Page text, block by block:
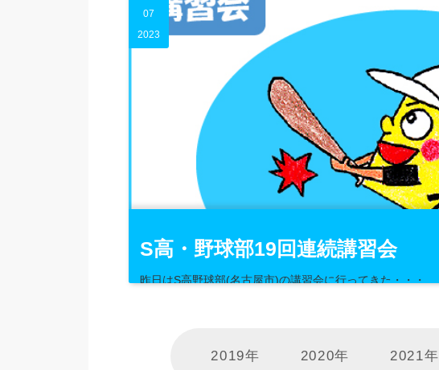
07
2023
S高・野球部19回連続講習会
昨日はS高野球部(名古屋市)の講習会に行ってきた・・・
2019年 2020年 2021年